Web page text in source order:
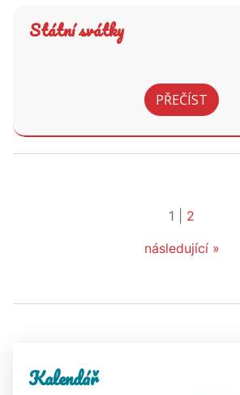
Státní svátky
PŘEČÍST
1
2
následující »
Kalendář